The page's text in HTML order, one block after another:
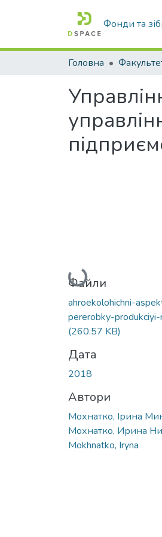
Фонди та
Головна
Вантажиться...
Файли
ahroekolohichni-
pererobky-
(260.57 KB)
Дата
2018
Автори
Мохнатко, Ірина
Мохнатко, Ирина
Mokhnatko, Iryna